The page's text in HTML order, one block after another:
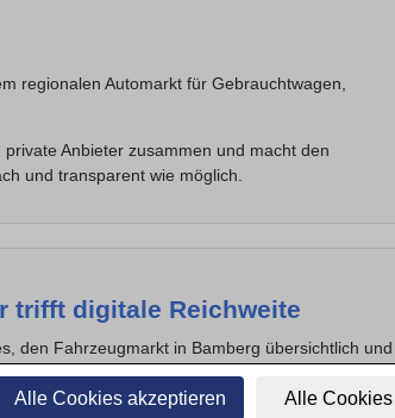
Alle Cookies akzeptieren Alle
regionalen Automarkt für Gebrauchtwagen,
Anbieter zusammen und macht den
und transparent wie möglich.
trifft digitale Reichweite
den Fahrzeugmarkt in Bamberg übersichtlich und
des regionalen Automarkts, wissen,
und Stadtteile für Pendler, Familien oder